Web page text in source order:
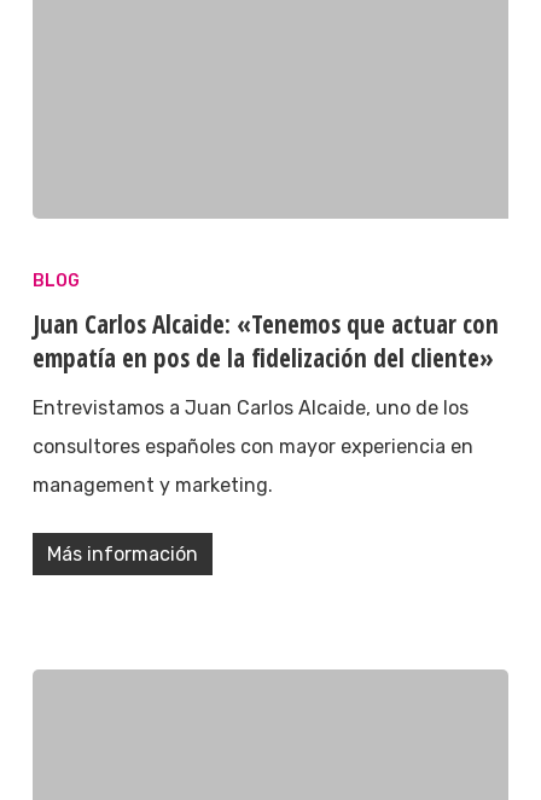
BLOG
Juan Carlos Alcaide: «Tenemos que actuar con
empatía en pos de la fidelización del cliente»
Entrevistamos a Juan Carlos Alcaide, uno de los
consultores españoles con mayor experiencia en
management y marketing.
Más información